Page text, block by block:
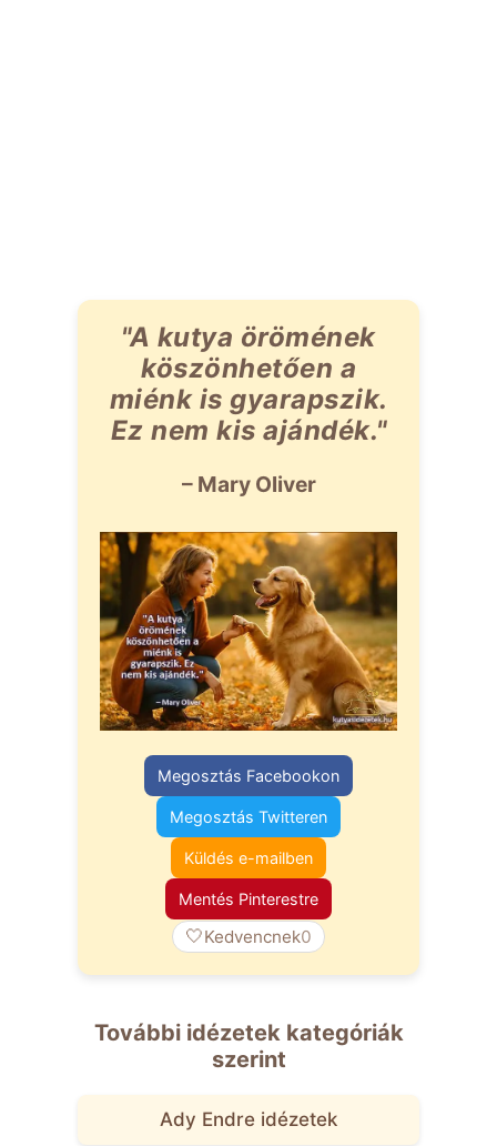
"A kutya örömének
köszönhetően a
miénk is gyarapszik.
Ez nem kis ajándék."
– Mary Oliver
Megosztás Facebookon
Megosztás Twitteren
Küldés e-mailben
Mentés Pinterestre
🤍Kedvencnek0
További idézetek kategóriák
szerint
Ady Endre idézetek